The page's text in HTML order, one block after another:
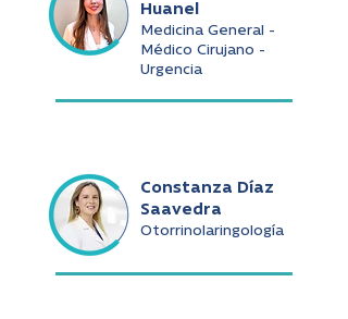
Huanel
Medicina General -
Médico Cirujano -
Urgencia
Constanza Díaz
Saavedra
Otorrinolaringología